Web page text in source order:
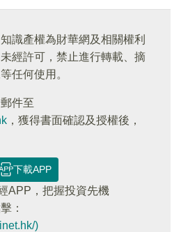
識產權為財華網及相關權利
經許可，禁止進行轉載、摘
任何使用。
件至
，獲得書面確認及授權後，
下載APP
APP，把握投資先機
：
)